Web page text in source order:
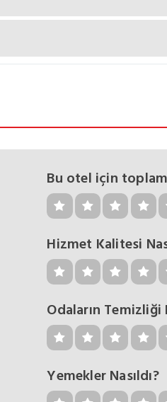
Bu otel için toplam
Hizmet Kalitesi
Odaların Temizliği
Yemekler Nasıldı?